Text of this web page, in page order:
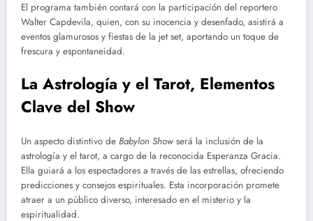
El programa también contará con la participación del reportero
Walter Capdevila, quien, con su inocencia y desenfado, asistirá a
eventos glamurosos y fiestas de la jet set, aportando un toque de
frescura y espontaneidad.
La Astrología y el Tarot, Elementos
Clave del Show
Un aspecto distintivo de Babylon Showserá la inclusión de la
astrología y el tarot, a cargo de la reconocida Esperanza Gracia.
Ella guiará a los espectadores a través de las estrellas, ofreciendo
predicciones y consejos espirituales. Esta incorporación promete
atraer a un público diverso, interesado en el misterio y la
espiritualidad.